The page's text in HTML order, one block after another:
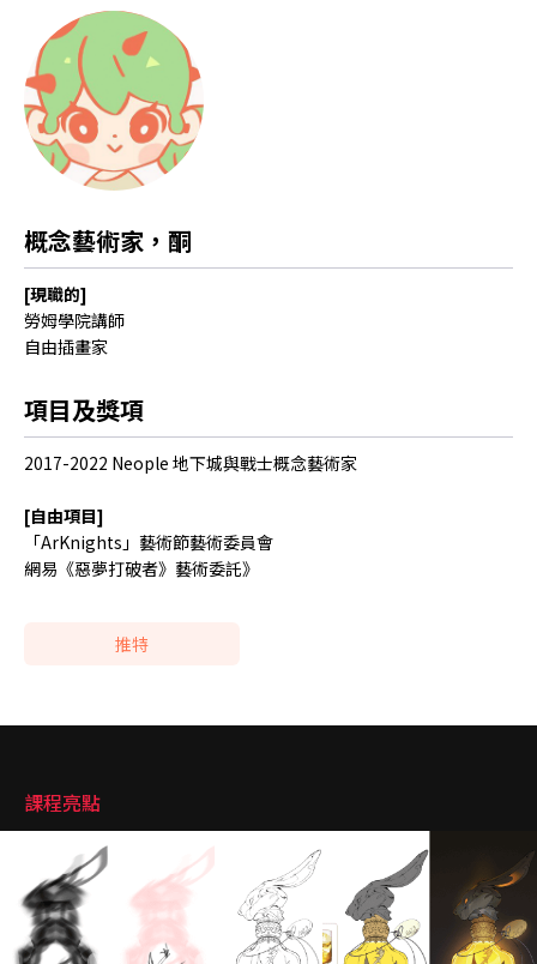
概念藝術家，酮
[現職的]
勞姆學院講師
自由插畫家
項目及獎項
2017-2022 Neople 地下城與戰士概念藝術家
[自由項目]
「ArKnights」藝術節藝術委員會
網易《惡夢打破者》藝術委託》
推特
課程亮點